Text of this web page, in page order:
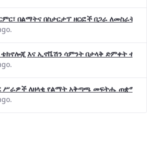
በልማትና በስታርታፕ ዘርፎች በጋራ ለመስራት
ቴክኖሎጂ እና ኢኖቬሽን ሳምንት በታላቅ ድምቀት
ሥራዎች ለዘላቂ የልማት አቅጣጫ መፍትሔ ጠቋሚ